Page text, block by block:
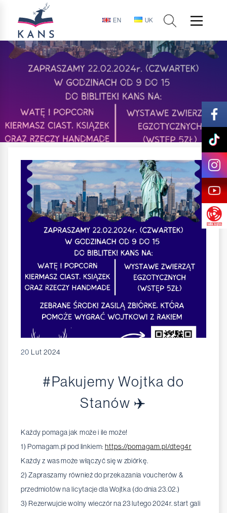
EN UK
20 Lut 2024
#Pakujemy Wojtka do
Stanów ✈️
Każdy pomaga jak może i ile może!
1) Pomagam.pl pod linkiem: https://pomagam.pl/dteg4r
Każdy z was może włączyć się w zbiórkę.
2) Zapraszamy również do przekazania voucherów &
przedmiotów na licytacje dla Wojtka (do dnia 23.02.)
3) Rezerwujcie wolny wieczór na 23 lutego 2024r. start gali